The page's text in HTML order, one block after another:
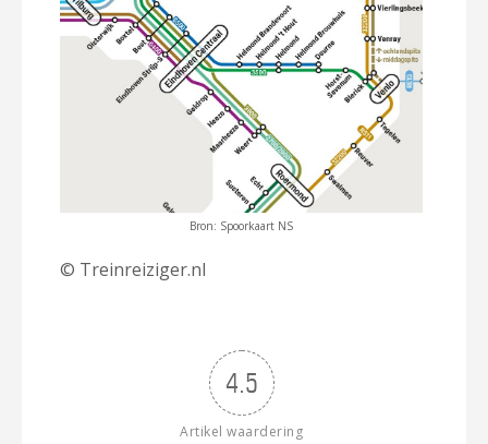
Bron: Spoorkaart NS
© Treinreiziger.nl
4.5
Artikel waardering